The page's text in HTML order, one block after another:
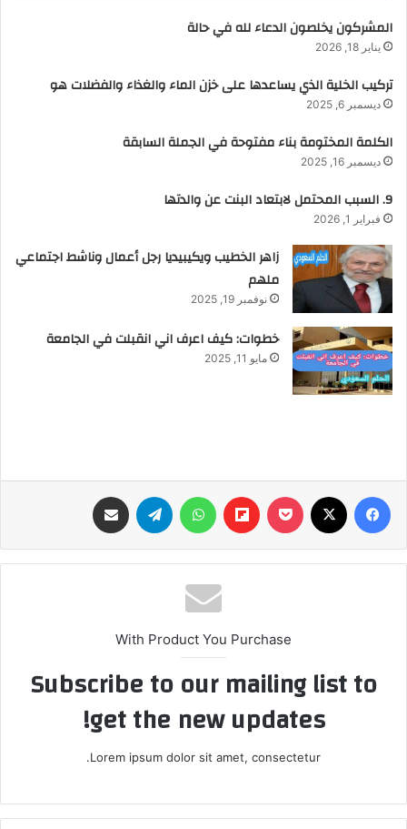
المشركون يخلصون الدعاء لله في حالة
يناير 18, 2026
تركيب الخلية الذي يساعدها على خزن الماء والغذاء والفضلات هو
ديسمبر 6, 2025
الكلمة المختومة بناء مفتوحة في الجملة السابقة
ديسمبر 16, 2025
9. السبب المحتمل لابتعاد البنت عن والدتها
فبراير 1, 2026
زاهر الخطيب ويكيبيديا رجل أعمال وناشط اجتماعي
ملهم
نوفمبر 19, 2025
خطوات: كيف اعرف اني انقبلت في الجامعة
مايو 11, 2025
فيسبوك ‫Pocket
Flipboard واتساب تيلقرام
With Product You Purchase
Subscribe to our mailing list to
get the new updates!
Lorem ipsum dolor sit amet, consectetur.